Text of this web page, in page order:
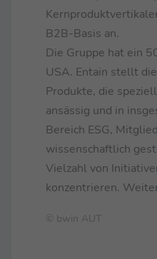
B2B-Basis an.
Die Gruppe hat ein
USA. Entain stellt
Produkte, die
ansässig und in
Bereich ESG,
wissenschaftlich
Vielzahl von
konzentrieren.
© bwin AUT